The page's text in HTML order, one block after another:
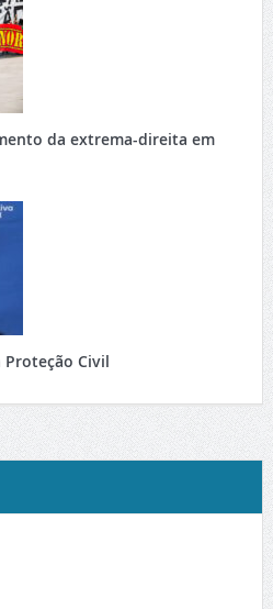
da extrema-direita em
Proteção Civil